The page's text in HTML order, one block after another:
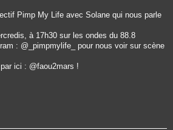
Pimp My Life avec Solane qui nous parle
à 17h30 sur les ondes du 88.8
: @_pimpmylife_ pour nous voir sur scène
ici : @faou2mars !